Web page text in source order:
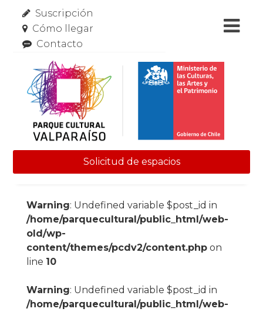
Suscripción
Cómo llegar
Contacto
Solicitud de espacios
Warning: Undefined variable $post_id in
/home/parquecultural/public_html/web-
old/wp-
content/themes/pcdv2/content.phpon
line 10
Warning: Undefined variable $post_id in
/home/parquecultural/public_html/web-